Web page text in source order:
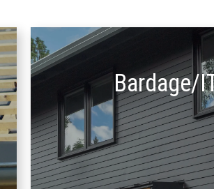
Bardage/ITE